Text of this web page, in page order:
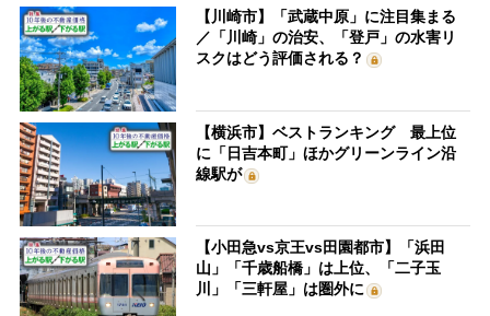
【川崎市】「武蔵中原」に注目集まる
／「川崎」の治安、「登戸」の水害リ
スクはどう評価される？
【横浜市】ベストランキング 最上位
に「日吉本町」ほかグリーンライン沿
線駅が
【小田急vs京王vs田園都市】「浜田
山」「千歳船橋」は上位、「二子玉
川」「三軒屋」は圏外に